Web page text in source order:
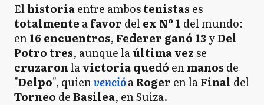
Elhistoriaentre ambostenistas es
totalmente afavor delex Nº 1 del mundo:
en16 encuentros, Federer ganó 13 yDel
Potro tres, aunque laúltima vezse
cruzaronlavictoria quedó enmanos de
"Delpo", quienvencióaRoger en laFinal del
Torneo deBasilea, en Suiza.